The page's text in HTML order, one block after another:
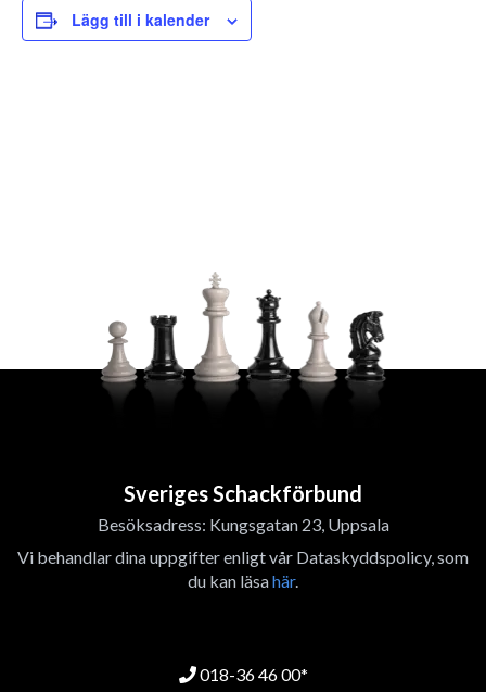
Lägg till i kalender
Sveriges Schackförbund
Besöksadress: Kungsgatan 23, Uppsala
Vi behandlar dina uppgifter enligt vår Dataskyddspolicy, som
du kan läsahär.
018-36 46 00*